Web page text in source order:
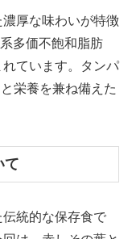
厚な味わいが特徴
系多価不飽和脂肪
ています。タンパ
栄養を兼ね備えた
て
統的な保存食で